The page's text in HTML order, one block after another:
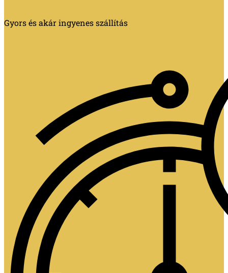
Gyors és akár ingyenes szállítás